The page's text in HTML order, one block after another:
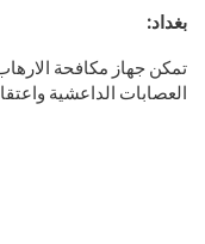
بغداد:
تمكن جهاز مكافحة
العصابات الداعشية